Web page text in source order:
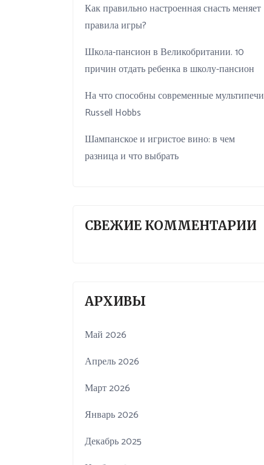
Как правильно настроенная снасть меняет
правила игры?
Школа-пансион в Великобритании. 10
причин отдать ребенка в школу-пансион
На что способны современные мультипечи
Russell Hobbs
Шампанское и игристое вино: в чем
разница и что выбрать
СВЕЖИЕ КОММЕНТАРИИ
АРХИВЫ
Май 2026
Апрель 2026
Март 2026
Январь 2026
Декабрь 2025